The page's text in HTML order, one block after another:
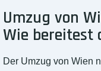
Umzug von
Wie bereitest
Der Umzug von Wien